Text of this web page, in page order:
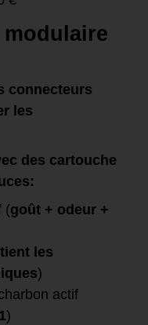
connecteurs
les
des cartouche
(goût + odeur +
les
)
actif
)